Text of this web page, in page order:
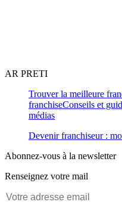
AR PRETI
Trouver la meilleure
franchiseConseils et
médias
Devenir franchiseur :
Abonnez-vous à la newsletter
Renseignez votre mail